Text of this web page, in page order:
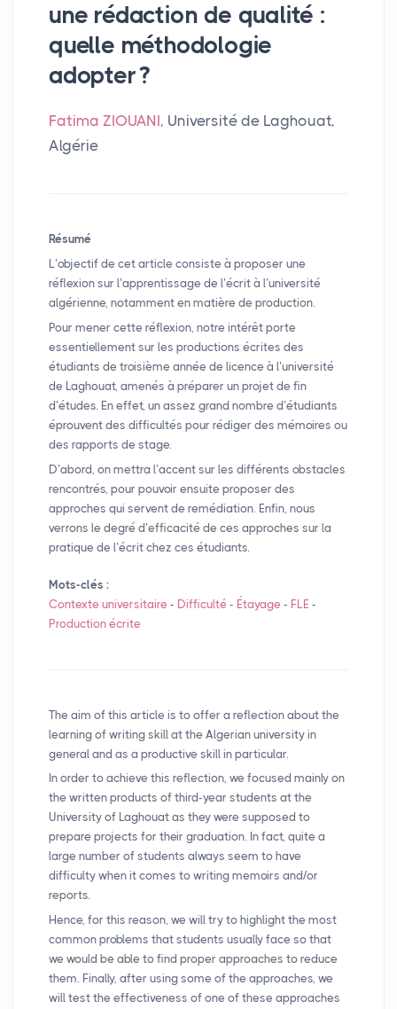
une rédaction de qualité :
quelle méthodologie
adopter?
Fatima ZIOUANI, Université de Laghouat,
Algérie
Résumé
L’objectif de cet article consiste à proposer une
réflexion sur l’apprentissage de l’écrit à l’université
algérienne, notamment en matière de production.
Pour mener cette réflexion, notre intérêt porte
essentiellement sur les productions écrites des
étudiants de troisième année de licence à l’université
de Laghouat, amenés à préparer un projet de fin
d’études. En effet, un assez grand nombre d’étudiants
éprouvent des difficultés pour rédiger des mémoires ou
des rapports de stage.
D’abord, on mettra l’accent sur les différents obstacles
rencontrés, pour pouvoir ensuite proposer des
approches qui servent de remédiation. Enfin, nous
verrons le degré d’efficacité de ces approches sur la
pratique de l’écrit chez ces étudiants.
Mots-clés :
Contexte universitaire - Difficulté - Étayage - FLE -
Production écrite
The aim of this article is to offer a reflection about the
learning of writing skill at the Algerian university in
general and as a productive skill in particular.
In order to achieve this reflection, we focused mainly on
the written products of third-year students at the
University of Laghouat as they were supposed to
prepare projects for their graduation. In fact, quite a
large number of students always seem to have
difficulty when it comes to writing memoirs and/or
reports.
Hence, for this reason, we will try to highlight the most
common problems that students usually face so that
we would be able to find proper approaches to reduce
them. Finally, after using some of the approaches, we
will test the effectiveness of one of these approaches